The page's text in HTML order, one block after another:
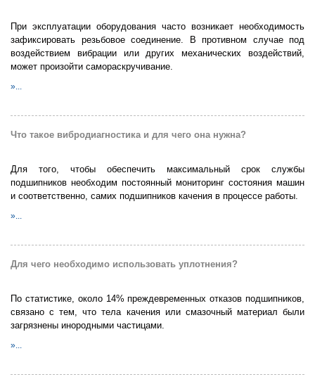
При эксплуатации оборудования часто возникает необходимость
зафиксировать резьбовое соединение. В противном случае под
воздействием вибрации или других механических воздействий,
может произойти самораскручивание.
»...
Что такое вибродиагностика и для чего она нужна?
Для того, чтобы обеспечить максимальный срок службы
подшипников необходим постоянный мониторинг состояния машин
и соответственно, самих подшипников качения в процессе работы.
»...
Для чего необходимо использовать уплотнения?
По статистике, около 14% преждевременных отказов подшипников,
связано с тем, что тела качения или смазочный материал были
загрязнены инородными частицами.
»...